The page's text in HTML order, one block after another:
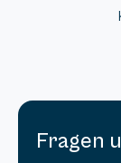
Fragen